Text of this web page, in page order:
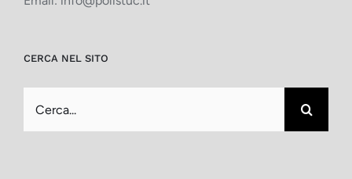
CERCA NEL SITO
per: